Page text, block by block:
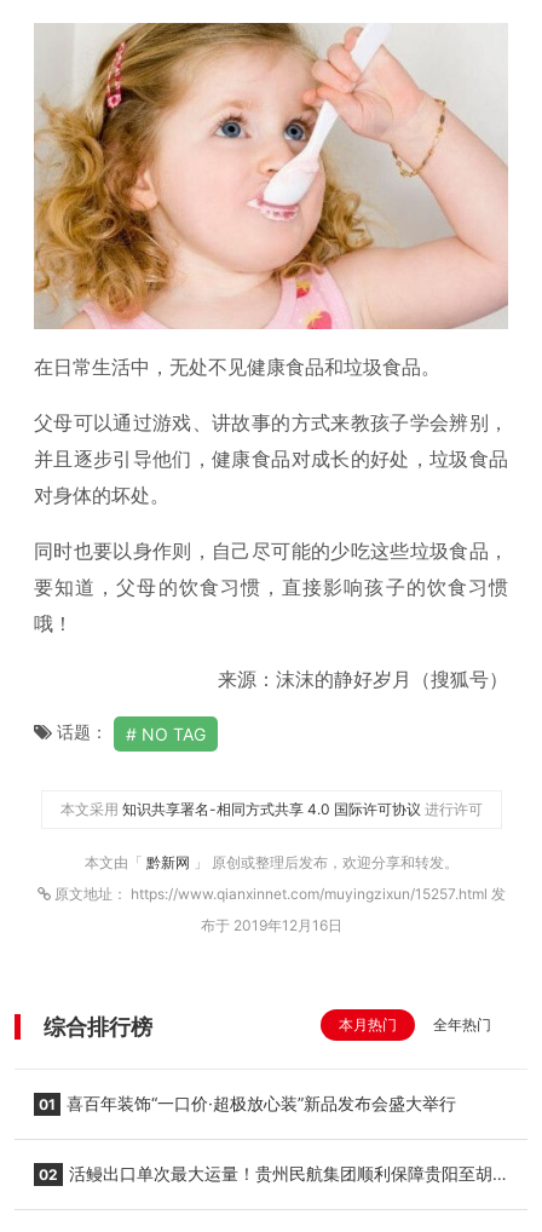
在日常生活中，无处不见健康食品和垃圾食品。
父母可以通过游戏、讲故事的方式来教孩子学会辨别，
并且逐步引导他们，健康食品对成长的好处，垃圾食品
对身体的坏处。
同时也要以身作则，自己尽可能的少吃这些垃圾食品，
要知道，父母的饮食习惯，直接影响孩子的饮食习惯
哦！
来源：沫沫的静好岁月（搜狐号）
话题： NO TAG
本文采用 知识共享署名-相同方式共享 4.0 国际许可协议 进行许可
本文由「 黔新网 」 原创或整理后发布，欢迎分享和转发。
原文地址： https://www.qianxinnet.com/muyingzixun/15257.html 发
布于 2019年12月16日
综合排行榜 本月热门 全年热门
01 喜百年装饰“一口价·超极放心装”新品发布会盛大举行
02 活鳗出口单次最大运量！贵州民航集团顺利保障贵阳至胡